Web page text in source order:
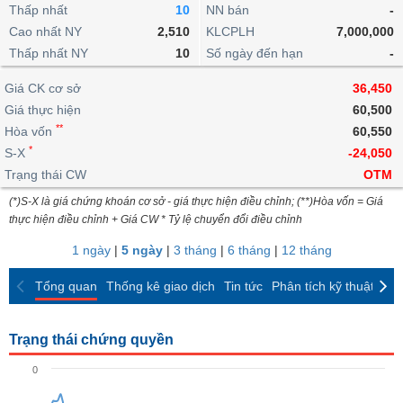
lỗ
dịch
nội
Niên
giám
Tài
liệu
cổ
Định
giá
ngoài
doanh
Top
cổ
phiếu
ngành
giao
dịch
dịch
Chứng
quyền
quan
Thống
giao
dịch
Thống
giao
dịch
Tin
tức
Phân
tích
kỹ
thuật
trực
tuyến
Bộ
lọc
cổ
So
sánh
Báo
cáo
Vĩ
mô
lai
Chứng
quyền
Trái
phiếu
IR
Awards
tạo
Dịch
vụ
Thấp nhất
10
Cao nhất NY
2,510
Thấp nhất NY
10
NN bán
-
KLCPLH
7,000,000
Số ngày đến hạn
-
Giá CK cơ sở
36,450
Giá thực hiện
60,500
Hòa vốn **
60,550
S-X *
-24,050
Trạng thái CW
OTM
(*)S-X là giá chứng khoán cơ sở - giá thực hiện điều chỉnh; (**)Hòa vốn = Giá
thực hiện điều chỉnh + Giá CW * Tỷ lệ chuyển đổi điều chỉnh
1 ngày| 5 ngày| 3 tháng | 6 tháng | 12 tháng
Tổng quan Thống kê giao dịch Tin tức Phân tích kỹ thuật
Trạng thái chứng quyền
0
BẤT
ĐỘNG
SẢN
TÀI
CHÍNH
HÀNG
KINH
GIỚI